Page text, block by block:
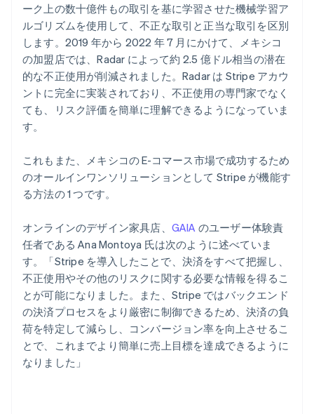
ーク上の数十億件もの取引を基に学習させた機械学習ア
ルゴリズムを使用して、不正な取引と正当な取引を区別
します。2019 年から 2022 年 7 月にかけて、メキシコ
の加盟店では、Radar によって約 2.5 億ドル相当の潜在
的な不正使用が削減されました。Radar は Stripe アカウ
ントに完全に実装されており、不正使用の専門家でなく
ても、リスク評価を簡単に理解できるようになっていま
す。
これもまた、メキシコの E-コマース市場で成功するため
のオールインワンソリューションとして Stripe が機能す
る方法の 1 つです。
オンラインのデザイン家具店、 GAIA のユーザー体験責
任者である Ana Montoya 氏は次のように述べていま
す。「Stripe を導入したことで、決済をすべて把握し、
不正使用やその他のリスクに関する必要な情報を得るこ
とが可能になりました。また、Stripe ではバックエンド
の決済プロセスをより厳密に制御できるため、決済の負
荷を特定して減らし、コンバージョン率を向上させるこ
とで、これまでより簡単に売上目標を達成できるように
なりました」
ブラジル
Português English
フランス
FrançaisEnglish
ブルガリア
English
ベルギー
NederlandsFrançaisDeutschEnglish
Português English
マルタ
English
English 简体中文
メキシコ
EspañolEnglish
ラトビア
English
リトアニア
English
リヒテンシュタイン
Deutsch English
ルーマニア
English